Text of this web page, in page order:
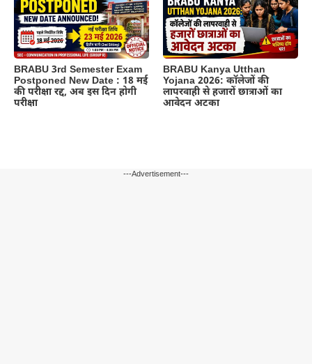
BRABU 3rd Semester Exam
Postponed New Date : 18 मई
की परीक्षा रद्द, अब इस दिन होगी
परीक्षा
BRABU Kanya Utthan
Yojana 2026: कॉलेजों की
लापरवाही से हजारों छात्राओं का
आवेदन अटका
---Advertisement---